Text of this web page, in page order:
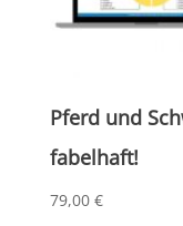
Pferd und
fabelhaft!
79,00 €